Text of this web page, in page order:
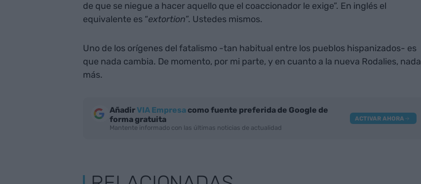
de que se niegue a hacer aquello que el coaccionador le exige”. En inglés el
equivalente es “extortion”. Ustedes mismos.
Uno de los orígenes del fatalismo -tan habitual entre los pueblos hispanizados- es
que nada cambia. De momento, por mi parte, y en cuanto a la nueva Rodalies, nada
más.
AñadirVIA Empresacomo fuente preferida de Google de
forma gratuita
Mantente informado con las últimas noticias de actualidad
ACTIVAR AHORA